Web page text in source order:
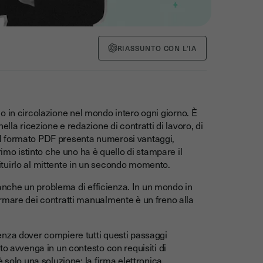
RIASSUNTO CON L’IA
in circolazione nel mondo intero ogni giorno. È
ricezione e redazione di contratti di lavoro, di
PDF presenta numerosi vantaggi,
istinto che uno ha è quello di stampare il
al mittente in un secondo momento.
un problema di efficienza. In un mondo in
dei contratti manualmente è un freno alla
dover compiere tutti questi passaggi
avvenga in un contesto con requisiti di
una soluzione: la firma elettronica